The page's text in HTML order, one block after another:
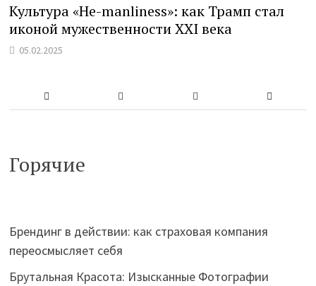
Культура «He-manliness»: как Трамп стал
иконой мужественности XXI века
05.02.2025
Горячие
Брендинг в действии: как страховая компания
переосмысляет себя
Брутальная Красота: Изысканные Фотографии